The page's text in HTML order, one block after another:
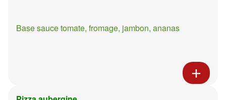
Base sauce tomate, fromage, jambon, ananas